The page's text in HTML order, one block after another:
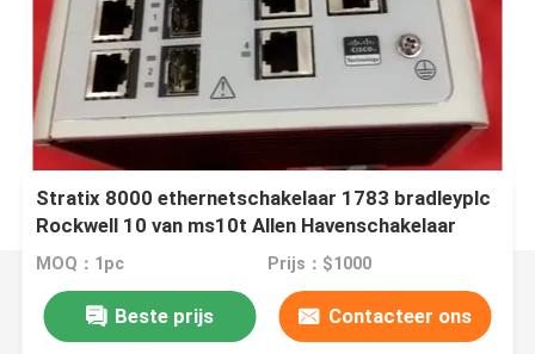
Stratix 8000 ethernetschakelaar 1783 bradleyplc
Rockwell 10 van ms10t Allen Havenschakelaar
MOQ：1pc Prijs：$1000
Beste prijs Contacteer ons